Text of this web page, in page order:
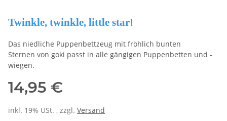
Twinkle, twinkle, little star!
Das niedliche Puppenbettzeug mit fröhlich bunten
Sternen von goki passt in alle gängigen Puppenbetten und -
wiegen.
14,95 €
inkl. 19% USt. , zzgl. Versand